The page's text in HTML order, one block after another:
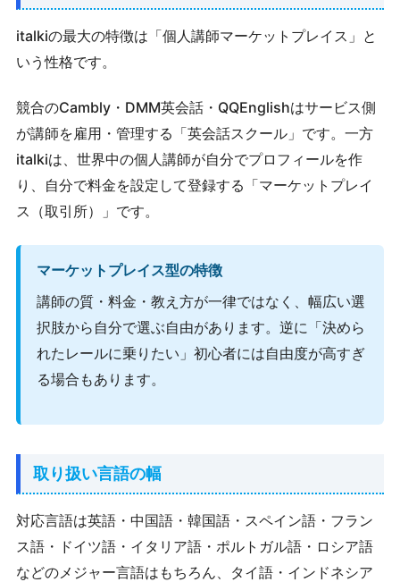
italkiの最大の特徴は「個人講師マーケットプレイス」と
いう性格です。
競合のCambly・DMM英会話・QQEnglishはサービス側
が講師を雇用・管理する「英会話スクール」です。一方
italkiは、世界中の個人講師が自分でプロフィールを作
り、自分で料金を設定して登録する「マーケットプレイ
ス（取引所）」です。
マーケットプレイス型の特徴
講師の質・料金・教え方が一律ではなく、幅広い選
択肢から自分で選ぶ自由があります。逆に「決めら
れたレールに乗りたい」初心者には自由度が高すぎ
る場合もあります。
取り扱い言語の幅
対応言語は英語・中国語・韓国語・スペイン語・フラン
ス語・ドイツ語・イタリア語・ポルトガル語・ロシア語
などのメジャー言語はもちろん、タイ語・インドネシア